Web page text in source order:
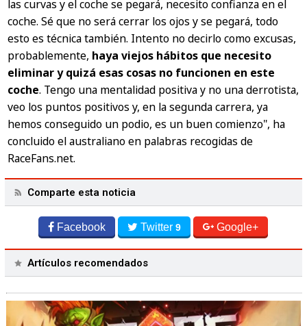
las curvas y el coche se pegará, necesito confianza en el
coche. Sé que no será cerrar los ojos y se pegará, todo
esto es técnica también. Intento no decirlo como excusas,
probablemente, haya viejos hábitos que necesito
eliminar y quizá esas cosas no funcionen en este
coche. Tengo una mentalidad positiva y no una derrotista,
veo los puntos positivos y, en la segunda carrera, ya
hemos conseguido un podio, es un buen comienzo", ha
concluido el australiano en palabras recogidas de
RaceFans.net.
Comparte esta noticia
Facebook Twitter9 Google+
Artículos recomendados